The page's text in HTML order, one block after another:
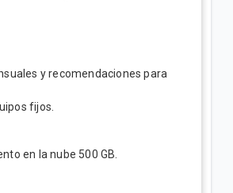
y recomendaciones para
fijos.
en la nube 500 GB.